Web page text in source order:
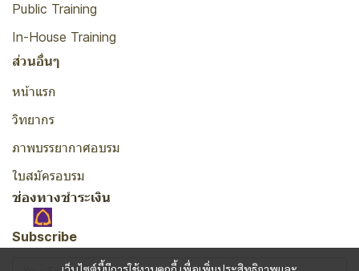
Public Training
In-House Training
ส่วนอื่นๆ
หน้าแรก
วิทยากร
ภาพบรรยากาศอบรม
ใบสมัครอบรม
ช่องทางชำระเงิน
Subscribe